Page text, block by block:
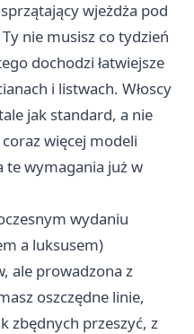
wjeżdża pod
nie musisz co tydzień
dochodzi łatwiejsze
i listwach. Włoscy
jak standard, a nie
więcej modeli
te wymagania już w
wydaniu
a luksusem)
ale prowadzona z
oszczędne linie,
zbędnych przeszyć, z